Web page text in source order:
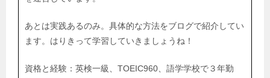
あとは実践あるのみ。具体的な方法をブログで紹介してい
ます。はりきって学習していきましょうね！
資格と経験：英検一級、TOEIC960、語学学校で３年勤